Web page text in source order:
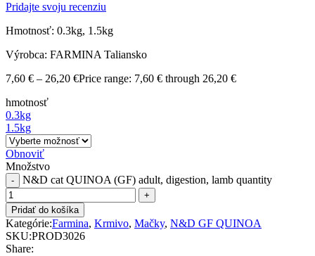
Pridajte svoju recenziu
Hmotnosť: 0.3kg, 1.5kg
Výrobca: FARMINA Taliansko
7,60 € – 26,20 €Price range: 7,60 € through 26,20 €
hmotnosť
0.3kg
1.5kg
Obnoviť
Množstvo
N&D cat QUINOA (GF) adult, digestion, lamb quantity
Pridať do košíka
Kategórie:Farmina, Krmivo, Mačky, N&D GF QUINOA
SKU:PROD3026
Share: